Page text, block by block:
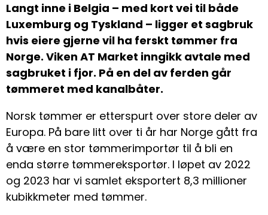
Langt inne i Belgia – med kort vei til både
Luxemburg og Tyskland – ligger et sagbruk
hvis eiere gjerne vil ha ferskt tømmer fra
Norge. Viken AT Market inngikk avtale med
sagbruket i fjor. På en del av ferden går
tømmeret med kanalbåter.
Norsk tømmer er etterspurt over store deler av
Europa. På bare litt over ti år har Norge gått fra
å være en stor tømmerimportør til å bli en
enda større tømmereksportør. I løpet av 2022
og 2023 har vi samlet eksportert 8,3 millioner
kubikkmeter med tømmer.